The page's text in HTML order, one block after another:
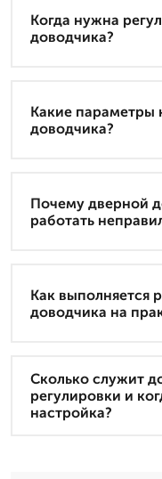
Когда нужна
доводчика?
Какие параметры
доводчика?
Почему дверной
работать
Как выполняется
доводчика на
Сколько служит
регулировки и
настройка?